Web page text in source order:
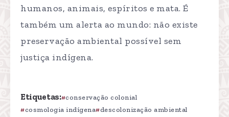
humanos, animais, espíritos e mata. É
também um alerta ao mundo: não existe
preservação ambiental possível sem
justiça indígena.
Etiquetas: conservação colonial
cosmologia indígena descolonização ambiental